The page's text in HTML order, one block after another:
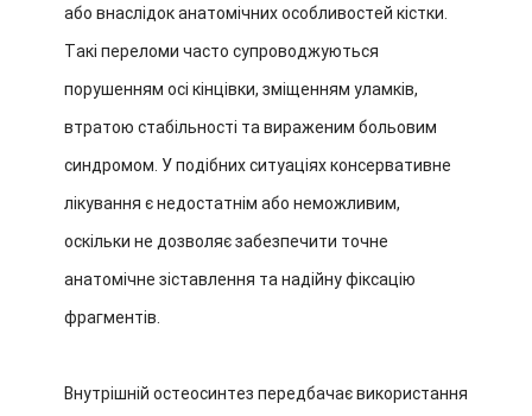
або внаслідок анатомічних особливостей кістки.
Такі переломи часто супроводжуються
порушенням осі кінцівки, зміщенням уламків,
втратою стабільності та вираженим больовим
синдромом. У подібних ситуаціях консервативне
лікування є недостатнім або неможливим,
оскільки не дозволяє забезпечити точне
анатомічне зіставлення та надійну фіксацію
фрагментів.
Внутрішній остеосинтез передбачає використання